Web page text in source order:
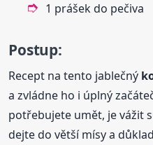
1 prášek do pečiva
Postup:
Recept na tento jablečný
a zvládne ho i úplný
potřebujete umět, je vážit
dejte do větší mísy a